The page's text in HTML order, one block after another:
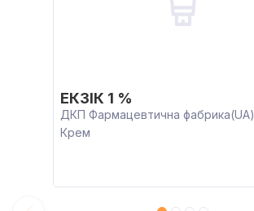
ЕКЗІК 1 %
ДКП Фармацевтична фабрика(UA)
Крем